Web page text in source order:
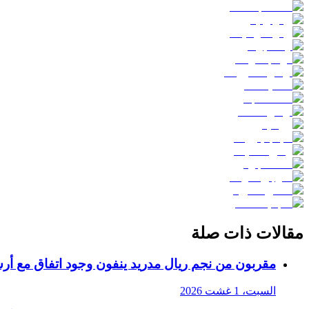
مقالات ذات صلة
مقربون من نجم ريال مدريد ينفون وجود اتفاق مع
السبت، 1 غشت 2026